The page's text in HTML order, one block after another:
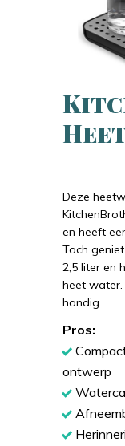
Deze
en heeft
Toch
2,5 liter en
heet water.
handig.
Pros:
ontwerp